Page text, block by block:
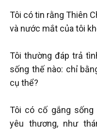
Tôi có tin rằng Thiên
và nước mắt của tôi
Tôi thường đáp trả
sống thế nào: chỉ
cụ thể?
Tôi có cố gắng
yêu thương, như